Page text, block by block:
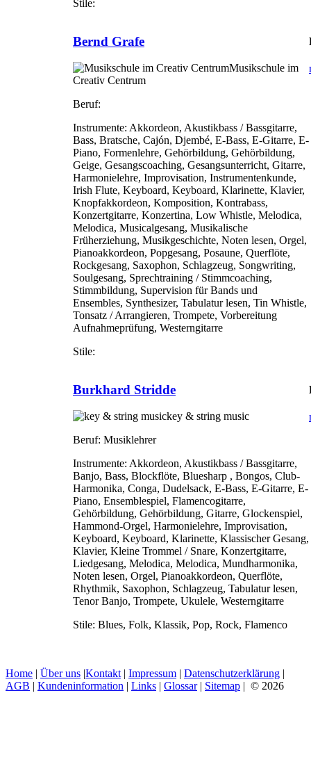
Stile:
Bernd Grafe
Musikschule im
Creativ Centrum
Beruf:
Instrumente: Akkordeon, Akustikbass / Bassgitarre,
Bass, Bratsche, Cajón, Djembé, E-Bass, E-Gitarre, E-
Piano, Formenlehre, Gehörbildung, Gehörbildung,
Geige, Gesangscoaching, Gesangsunterricht, Gitarre,
Harmonielehre, Improvisation, Instrumentenkunde,
Irish Flute, Keyboard, Keyboard, Klarinette, Klavier,
Knopfakkordeon, Komposition, Kontrabass,
Konzertgitarre, Konzertina, Low Whistle, Melodica,
Melodica, Musicalgesang, Musikalische
Früherziehung, Musikgeschichte, Noten lesen, Orgel,
Pianoakkordeon, Popgesang, Posaune, Querflöte,
Rockgesang, Saxophon, Schlagzeug, Songwriting,
Soulgesang, Sprechtraining / Stimmcoaching,
Stimmbildung, Supervision für Bands und
Ensembles, Synthesizer, Tabulatur lesen, Tin Whistle,
Tonsatz / Arrangieren, Trompete, Vorbereitung
Aufnahmeprüfung, Westerngitarre
Stile:
Burkhard Stridde
key & string music
Beruf: Musiklehrer
Instrumente: Akkordeon, Akustikbass / Bassgitarre,
Banjo, Bass, Blockflöte, Bluesharp , Bongos, Club-
Harmonika, Conga, Dudelsack, E-Bass, E-Gitarre, E-
Piano, Ensemblespiel, Flamencogitarre,
Gehörbildung, Gehörbildung, Gitarre, Glockenspiel,
Hammond-Orgel, Harmonielehre, Improvisation,
Keyboard, Keyboard, Klarinette, Klassischer Gesang,
Klavier, Kleine Trommel / Snare, Konzertgitarre,
Liedgesang, Melodica, Melodica, Mundharmonika,
Noten lesen, Orgel, Pianoakkordeon, Querflöte,
Rhythmik, Saxophon, Schlagzeug, Tabulatur lesen,
Tenor Banjo, Trompete, Ukulele, Westerngitarre
Stile: Blues, Folk, Klassik, Pop, Rock, Flamenco
Home | Über uns |Kontakt | Impressum | Datenschutzerklärung |
AGB | Kundeninformation | Links | Glossar| Sitemap | © 2026